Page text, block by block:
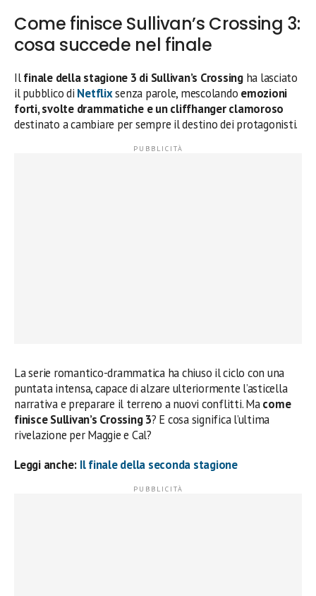
Come finisce Sullivan’s Crossing 3:
cosa succede nel finale
Ilfinale della stagione 3 di Sullivan’s Crossingha lasciato
il pubblico di Netflixsenza parole, mescolando emozioni
forti, svolte drammatiche e un cliffhanger clamoroso
destinato a cambiare per sempre il destino dei protagonisti.
La serie romantico-drammatica ha chiuso il ciclo con una
puntata intensa, capace di alzare ulteriormente l’asticella
narrativa e preparare il terreno a nuovi conflitti. Macome
finisce Sullivan’s Crossing 3? E cosa significa l’ultima
rivelazione per Maggie e Cal?
Leggi anche: Il finale della seconda stagione